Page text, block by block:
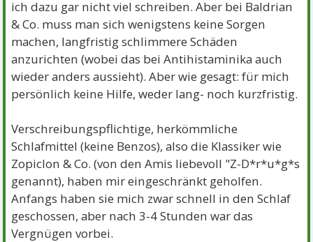
ich dazu gar nicht viel schreiben. Aber bei Baldrian
& Co. muss man sich wenigstens keine Sorgen
machen, langfristig schlimmere Schäden
anzurichten (wobei das bei Antihistaminika auch
wieder anders aussieht). Aber wie gesagt: für mich
persönlich keine Hilfe, weder lang- noch kurzfristig.
Verschreibungspflichtige, herkömmliche
Schlafmittel (keine Benzos), also die Klassiker wie
Zopiclon & Co. (von den Amis liebevoll "Z-D*r*u*g*s
genannt), haben mir eingeschränkt geholfen.
Anfangs haben sie mich zwar schnell in den Schlaf
geschossen, aber nach 3-4 Stunden war das
Vergnügen vorbei.